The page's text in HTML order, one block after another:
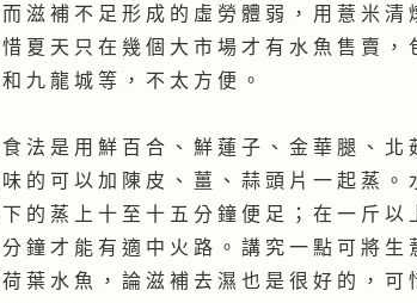
滋 補 不 足 形 成 的 虛 勞 體 弱 ， 用 薏 米 清
夏 天 只 在 幾 個 大 市 場 才 有 水 魚 售 賣 ，
九 龍 城 等 ， 不 太 方 便 。
法 是 用 鮮 百 合 、 鮮 蓮 子 、 金 華 腿 、 北
的 可 以 加 陳 皮 、 薑 、 蒜 頭 片 一 起 蒸 。
的 蒸 上 十 至 十 五 分 鐘 便 足 ； 在 一 斤 以
鐘 才 能 有 適 中 火 路 。 講 究 一 點 可 將 生
葉 水 魚 ， 論 滋 補 去 濕 也 是 很 好 的 ， 可